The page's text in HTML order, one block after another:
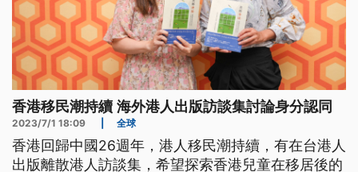
香港移民潮持續 海外港人出版訪談集討論身分認同
2023/7/1 18:09 全球
香港回歸中國26週年，港人移民潮持續，有在台港人
出版離散港人訪談集，希望探索香港兒童在移居後的